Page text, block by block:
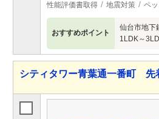
性能評価書取得 地震対策 ペ
おすすめポイント
仙台市地下
1LDK～
シティタワー青葉通一番町 先